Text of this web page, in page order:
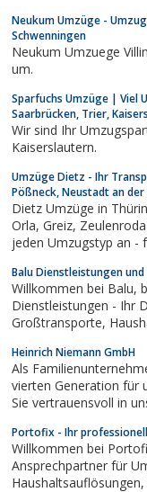
Neukum Umzüge -
Schwenningen
Neukum Umzuege
um.
Sparfuchs Umzüge | Viel
Saarbrücken, Trier,
Wir sind Ihr Umzugspartner
Kaiserslautern.
Umzüge Dietz - Ihr
Pößneck, Neustadt an
Dietz Umzüge in Thüringen, Gera, Pößneck,
Orla, Greiz, Zeulenroda bietet individuell angepasste Umzüge für
jeden Umzugstyp an - für
Balu Dienstleistungen
Willkommen bei Balu, bitte wählen Sie zwischen: Balu
Dienstleistungen - Ihr
Großtransporte, Haushaltsauflösungen und Entrümpelungen und
Heinrich Niemann GmbH
Als
vierten Generation für
Sie vertrauensvoll in
Portofix - Ihr
Willkommen bei
Ansprechpartner für Umzüge,
Haushaltsauflösungen, Entrümpelungen und Möbeltaxi.